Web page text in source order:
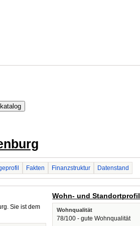
Fakten Finanzstruktur Datenstand
Sie ist dem
Wohn- und Standortprofil
Wohnqualität
78/100 - gute Wohnqualität